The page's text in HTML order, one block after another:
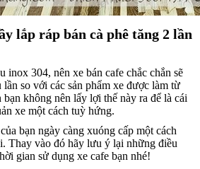
lắp ráp bán cà phê tăng 2 lần
inox 304, nên xe bán cafe chắc chắn sẽ
so với các sản phẩm xe được làm từ
không nên lấy lợi thế này ra để là cái
xe một cách tuỳ hứng.
bạn ngày càng xuóng cấp một cách
Thay vào đó hãy lưu ý lại những điều
gian sử dụng xe cafe bạn nhé!